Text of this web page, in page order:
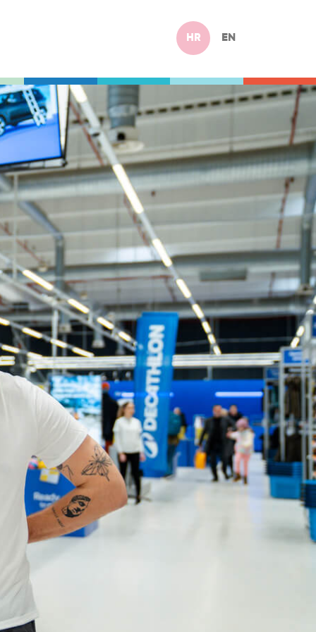
HR EN